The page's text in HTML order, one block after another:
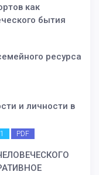
как
бытия
ресурса
и личности в
PDF